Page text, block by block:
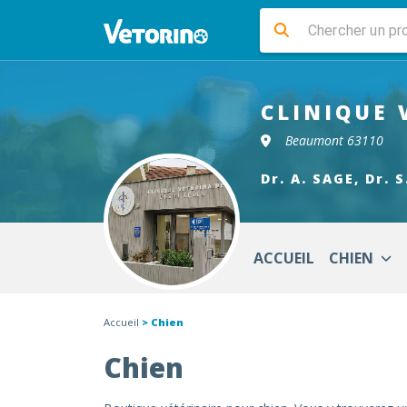
CLINIQUE
Beaumont 63110
Dr. A. SAGE, Dr.
ACCUEIL CHIEN
Accueil > Chien
Chien